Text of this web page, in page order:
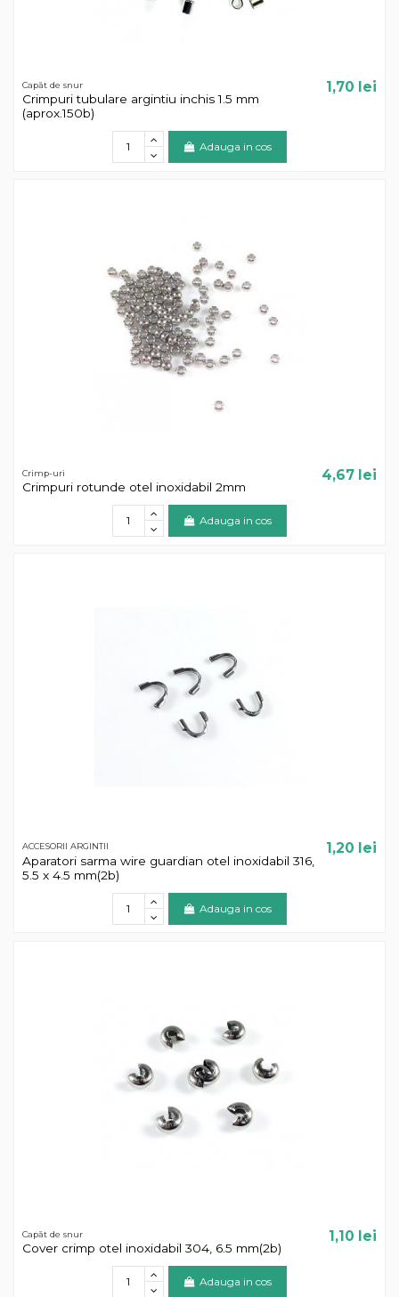
Capăt de snur
Crimpuri tubulare argintiu inchis 1.5 mm
(aprox.150b)
1,70 lei
Adauga in cos
Crimp-uri
Crimpuri rotunde otel inoxidabil 2mm
4,67 lei
Adauga in cos
ACCESORII ARGINTII
Aparatori sarma wire guardian otel inoxidabil 316,
5.5 x 4.5 mm(2b)
1,20 lei
Adauga in cos
Capăt de snur
Cover crimp otel inoxidabil 304, 6.5 mm(2b)
1,10 lei
Adauga in cos